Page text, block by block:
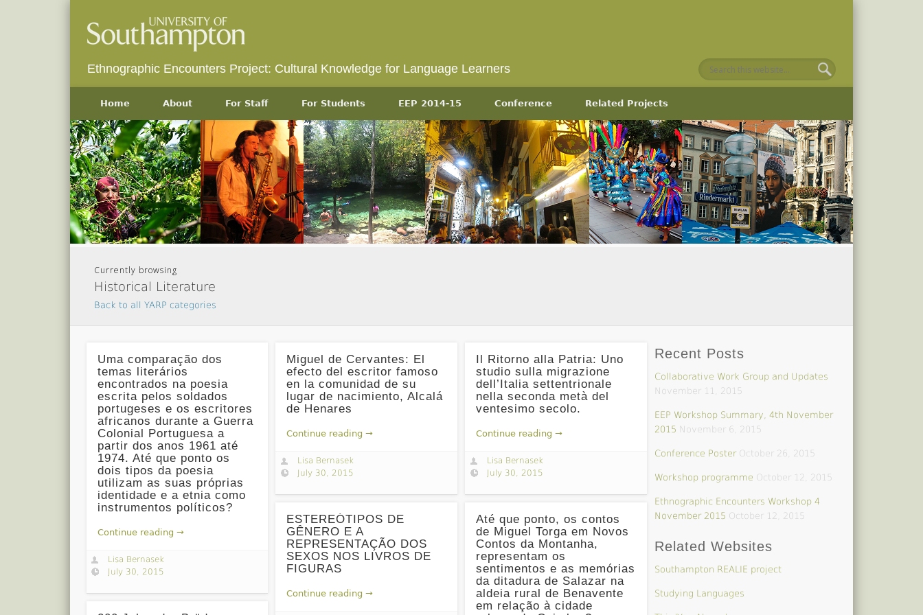
Ethnographic Encounters Project: Cultural Knowledge for Language Learners
Home About For Staff For Students EEP 2014-15 Conference Related Projects
Currently browsing
Historical Literature
Back to all YARP categories
Uma comparação dos
temas literários
encontrados na poesia
escrita pelos soldados
portugeses e os escritores
africanos durante a Guerra
Colonial Portuguesa a
partir dos anos 1961 até
1974. Até que ponto os
dois tipos da poesia
utilizam as suas próprias
identidade e a etnia como
instrumentos políticos?
Continue reading →
Lisa Bernasek
July 30, 2015
Miguel de Cervantes: El
efecto del escritor famoso
en la comunidad de su
lugar de nacimiento, Alcalá
de Henares
Continue reading →
Lisa Bernasek
July 30, 2015
Il Ritorno alla Patria: Uno
studio sulla migrazione
dell’Italia settentrionale
nella seconda metà del
ventesimo secolo.
Continue reading →
Lisa Bernasek
July 30, 2015
ESTEREÓTIPOS DE
GÊNERO E A
REPRESENTAÇÃO DOS
SEXOS NOS LIVROS DE
FIGURAS
Continue reading →
Até que ponto, os contos
de Miguel Torga em Novos
Contos da Montanha,
representam os
sentimentos e as memórias
da ditadura de Salazar na
aldeia rural de Benavente
em relação à cidade
Recent Posts
Collaborative Work Group and Updates
November 11, 2015
EEP Workshop Summary, 4th November
2015 November 6, 2015
Conference Poster October 26, 2015
Workshop programme October 12, 2015
Ethnographic Encounters Workshop 4
November 2015 October 12, 2015
Related Websites
Southampton REALIE project
Studying Languages